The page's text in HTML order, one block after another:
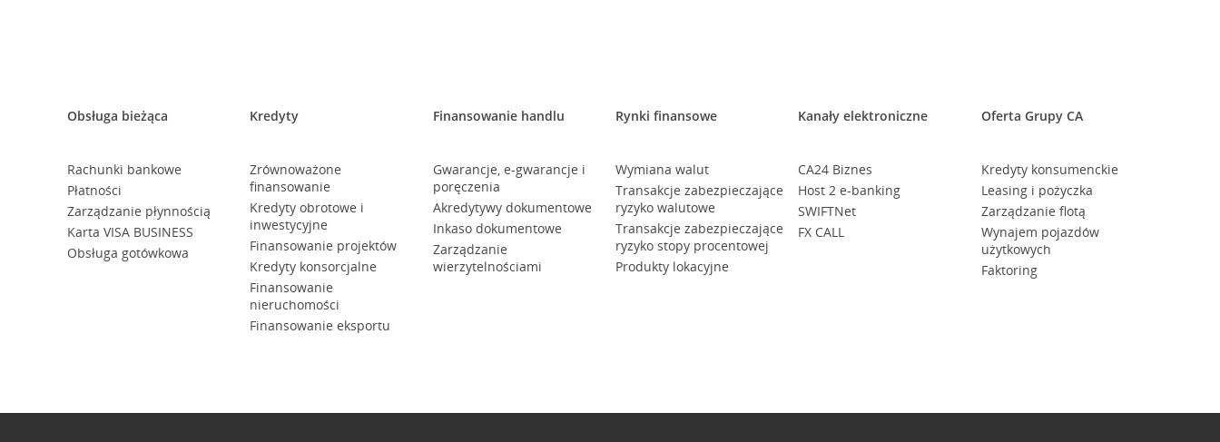
Obsługa bieżąca
Rachunki bankowe
Płatności
Zarządzanie płynnością
Karta VISA BUSINESS
Obsługa gotówkowa
Kredyty
Zrównoważone
finansowanie
Kredyty obrotowe i
inwestycyjne
Finansowanie projektów
Kredyty konsorcjalne
Finansowanie
nieruchomości
Finansowanie eksportu
Finansowanie handlu
Gwarancje, e-gwarancje i
poręczenia
Akredytywy dokumentowe
Inkaso dokumentowe
Zarządzanie
wierzytelnościami
Rynki finansowe
Wymiana walut
Transakcje zabezpieczające
ryzyko walutowe
Transakcje zabezpieczające
ryzyko stopy procentowej
Produkty lokacyjne
Kanały elektroniczne
CA24 Biznes
Host 2 e-banking
SWIFTNet
FX CALL
Oferta Grupy CA
Kredyty konsumenckie
Leasing i pożyczka
Zarządzanie flotą
Wynajem pojazdów
użytkowych
Faktoring